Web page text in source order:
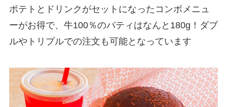
ポテトとドリンクがセットになったコンボメニュ
ーがお得で、牛100％のパティはなんと180g！ダブ
ルやトリプルでの注文も可能となっています